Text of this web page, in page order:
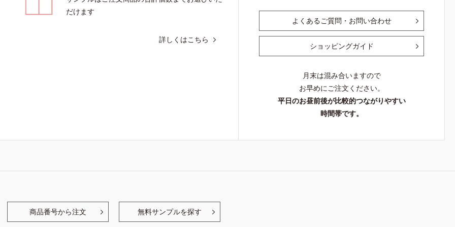
だけます
詳しくはこちら
よくあるご質問・お問い合わせ
ショッピングガイド
月末は混み合いますので
お早めにご注文ください。
平日のお昼前後が比較的つながりやすい
時間帯です。
商品番号から注文 無料サンプルを探す